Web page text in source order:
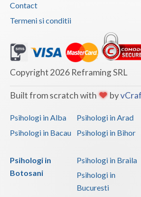
Contact
Termeni si conditii
Copyright 2026 Reframing SRL
Built from scratch with by
Psihologi in Alba Psihologi in Arad
Psihologi in Bacau
Psihologi in Bihor
Psihologi in
Botosani
Psihologi in Braila
Psihologi in
Bucuresti